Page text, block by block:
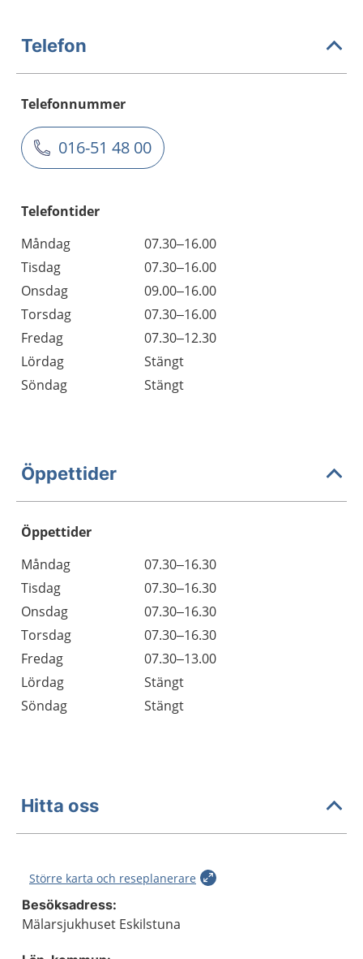
Telefon
Telefonnummer
016-51 48 00
Telefontider
Måndag
07.30–16.00
Tisdag
07.30–16.00
Onsdag
09.00–16.00
Torsdag
07.30–16.00
Fredag
07.30–12.30
Lördag
Stängt
Söndag
Stängt
Öppettider
Öppettider
Dag
Öppettider
Kommentarer
Måndag
07.30–16.30
Tisdag
07.30–16.30
Onsdag
07.30–16.30
Torsdag
07.30–16.30
Fredag
07.30–13.00
Lördag
Stängt
Söndag
Stängt
Hitta oss
Större karta och reseplanerare
Besöksadress:
Mälarsjukhuset Eskilstuna